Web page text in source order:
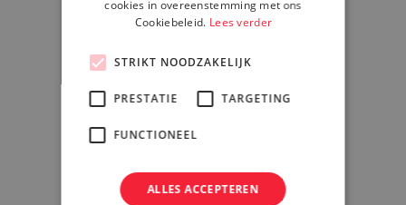
4. Focus op waarde en impact
cookies in overeenstemming met ons
Cookiebeleid. Lees verder
STRIKT NOODZAKELIJK
PRESTATIE TARGETING
FUNCTIONEEL
ALLES ACCEPTEREN